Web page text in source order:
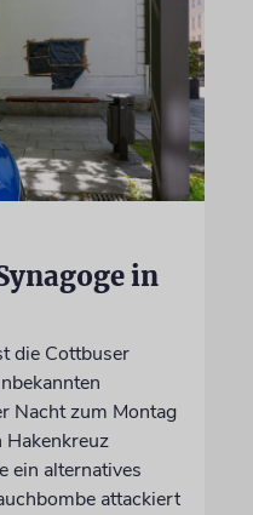
in
die Cottbuser
Nacht zum Montag
Hakenkreuz
ein alternatives
attackiert